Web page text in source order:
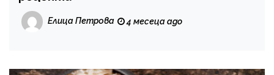
Елица Петрова 4 месеца ago